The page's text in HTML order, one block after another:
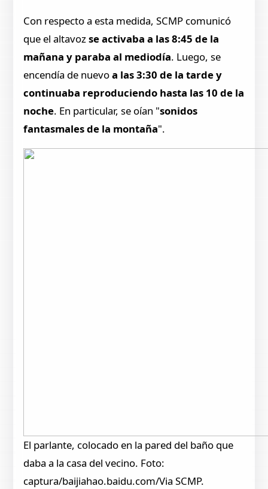
Con respecto a esta medida, SCMP comunicó
que el altavozse activaba a las 8:45 de la
mañana y paraba al mediodía. Luego, se
encendía de nuevoa las 3:30 de la tarde y
continuaba reproduciendo hasta las 10 de la
noche. En particular, se oían "sonidos
fantasmales de la montaña".
El parlante, colocado en la pared del baño que
daba a la casa del vecino. Foto:
captura/baijiahao.baidu.com/Via SCMP.